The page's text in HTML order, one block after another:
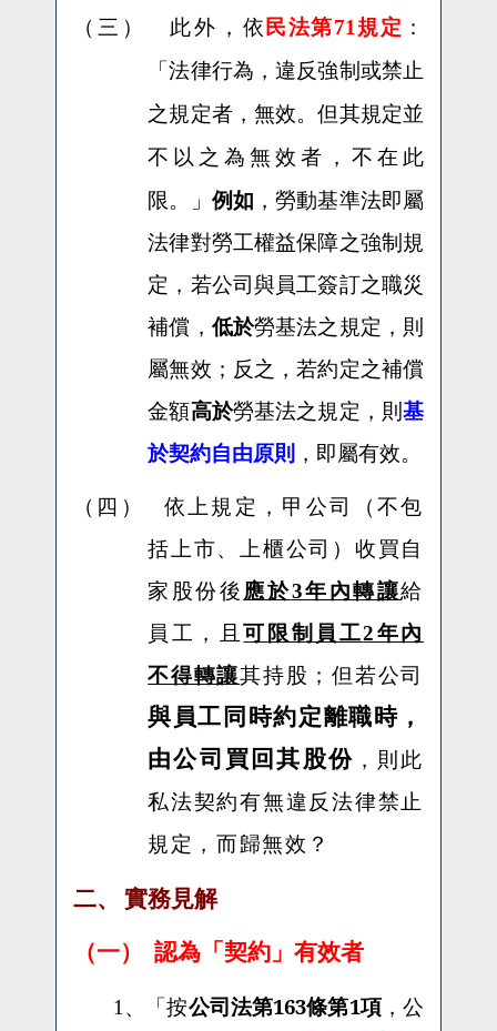
（三） 此外， 依 民法第71規定 ：
「法律行為，違反強制或禁止
之規定者，無效。但其規定並
不以之為無效者，不在此
限。」 例如 ，勞動基準法即屬
法律對勞工權益保障之強制規
定，若公司與員工簽訂之職災
補償， 低於勞基法之規定，則
屬無效；反之，若約定之補償
金額高於勞基法之規定，則基
於契約自由原則 ，即屬有效。
（四）
依上規定，甲公司（不包
括上市、上櫃公司）收買自
家股份後 應於3年內轉讓給
員工，且可限制員工2年內
不得轉讓其持股；但若公司
與員工同時約定離職時，
由公司買回其股份 ，則此
私法契約有無違反法律禁止
規定，而歸無效？
二、 實務見解
（一） 認為「契約」有效者
1、「按公司法第163條第1項，公